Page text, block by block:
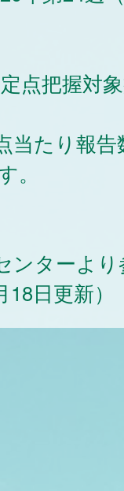
点把握対
当たり報
。
ンターよ
日更新）